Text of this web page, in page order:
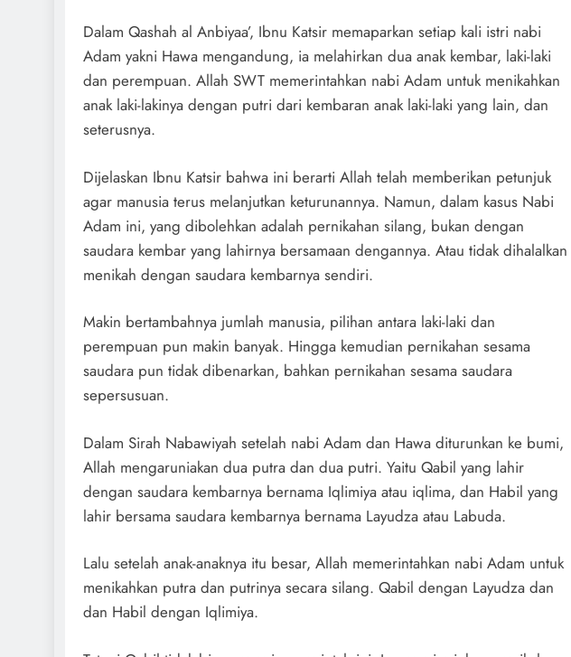
Dalam Qashah al Anbiyaa’, Ibnu Katsir memaparkan setiap kali istri nabi
Adam yakni Hawa mengandung, ia melahirkan dua anak kembar, laki-laki
dan perempuan. Allah SWT memerintahkan nabi Adam untuk menikahkan
anak laki-lakinya dengan putri dari kembaran anak laki-laki yang lain, dan
seterusnya.
Dijelaskan Ibnu Katsir bahwa ini berarti Allah telah memberikan petunjuk
agar manusia terus melanjutkan keturunannya. Namun, dalam kasus Nabi
Adam ini, yang dibolehkan adalah pernikahan silang, bukan dengan
saudara kembar yang lahirnya bersamaan dengannya. Atau tidak dihalalkan
menikah dengan saudara kembarnya sendiri.
Makin bertambahnya jumlah manusia, pilihan antara laki-laki dan
perempuan pun makin banyak. Hingga kemudian pernikahan sesama
saudara pun tidak dibenarkan, bahkan pernikahan sesama saudara
sepersusuan.
Dalam Sirah Nabawiyah setelah nabi Adam dan Hawa diturunkan ke bumi,
Allah mengaruniakan dua putra dan dua putri. Yaitu Qabil yang lahir
dengan saudara kembarnya bernama Iqlimiya atau iqlima, dan Habil yang
lahir bersama saudara kembarnya bernama Layudza atau Labuda.
Lalu setelah anak-anaknya itu besar, Allah memerintahkan nabi Adam untuk
menikahkan putra dan putrinya secara silang. Qabil dengan Layudza dan
dan Habil dengan Iqlimiya.